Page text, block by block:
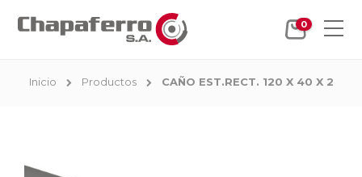
0
Inicio Productos CAÑO EST.RECT. 120 X 40 X 2